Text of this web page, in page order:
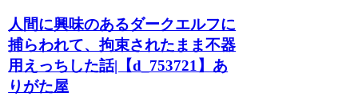
人間に興味のあるダークエルフに
捕らわれて、拘束されたまま不器
用えっちした話|【d_753721】あ
りがた屋